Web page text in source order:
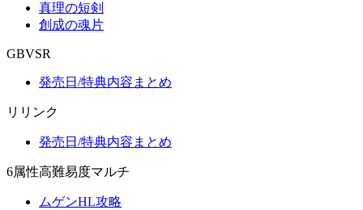
真理の短剣
創成の魂片
GBVSR
発売日/特典内容まとめ
リリンク
発売日/特典内容まとめ
6属性高難易度マルチ
ムゲンHL攻略